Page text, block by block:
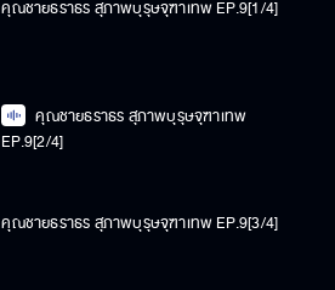
คุณชายธราธร สุภาพบุรุษจุฑาเทพ EP.9[1/4]
คุณชายธราธร สุภาพบุรุษจุฑาเทพ
EP.9[2/4]
คุณชายธราธร สุภาพบุรุษจุฑาเทพ EP.9[3/4]